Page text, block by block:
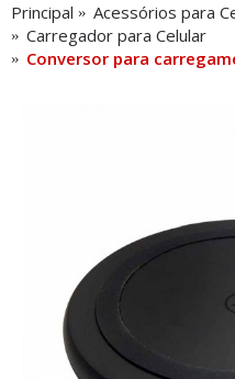
Principal
Acessórios para
Carregador para Celular
Conversor para